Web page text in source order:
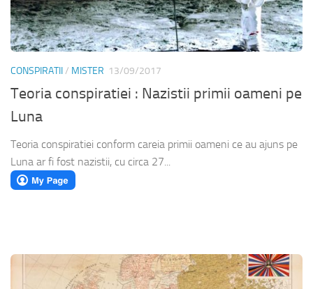
CONSPIRATII/ MISTER 13/09/2017
Teoria conspiratiei : Nazistii primii oameni pe
Luna
Teoria conspiratiei conform careia primii oameni ce au ajuns pe
Luna ar fi fost nazistii, cu circa 27...